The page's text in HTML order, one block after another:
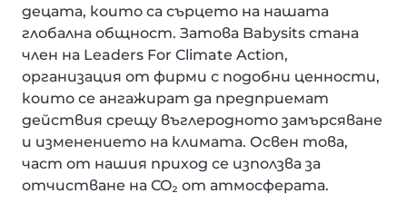
децата, които са сърцето на нашата
глобална общност. Затова Babysits стана
член на Leaders For Climate Action,
организация от фирми с подобни ценности,
които се ангажират да предприемат
действия срещу въглеродното замърсяване
и изменението на климата. Освен това,
част от нашия приход се използва за
отчистване на CO₂ от атмосферата.